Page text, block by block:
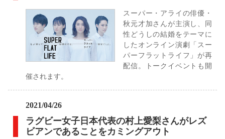
スーパー・アライの俳優・
秋元才加さんが主演し、同
性どうしの結婚をテーマに
したオンライン演劇「スー
パーフラットライフ」が再
配信。トークイベントも開
催されます。
2021/04/26
ラグビー女子日本代表の村上愛梨さんがレズ
ビアンであることをカミングアウト